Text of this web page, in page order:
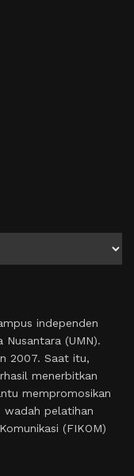
independen
Nusantara (UMN).
2007. Saat itu,
menerbitkan
mempromosikan
wadah pelatihan
(FIKOM)